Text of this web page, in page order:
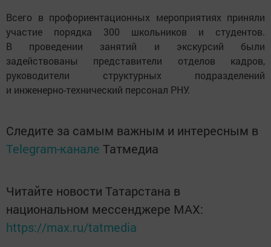
Всего в профориентационных мероприятиях приняли
участие порядка 300 школьников и студентов.
В проведении занятий и экскурсий были
задействованы представители отделов кадров,
руководители структурных подразделений
и инженерно-технический персонал РНУ.
Следите за самым важным и интересным в
Telegram-канале Татмедиа
Читайте новости Татарстана в
национальном мессенджере MАХ:
https://max.ru/tatmedia